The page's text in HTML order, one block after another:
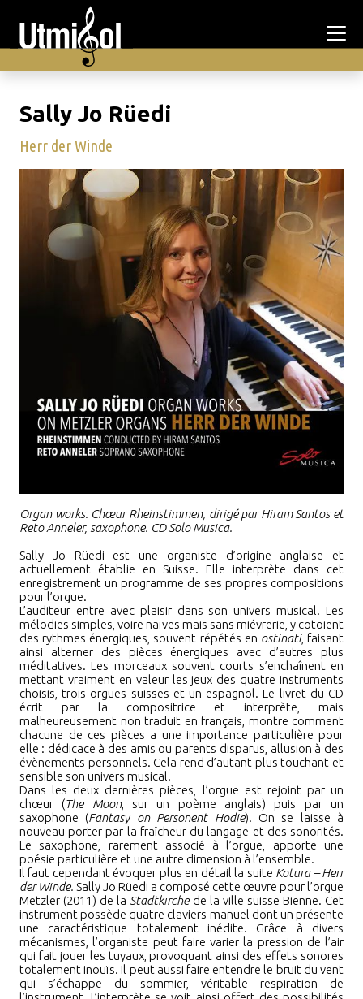
Sally Jo Rüedi
Herr der Winde
Organ works. Chœur Rheinstimmen, dirigé par Hiram Santos et
Reto Anneler, saxophone. CD Solo Musica.
Sally Jo Rüedi est une organiste d’origine anglaise et
actuellement établie en Suisse. Elle interprète dans cet
enregistrement un programme de ses propres compositions
pour l’orgue.
L’auditeur entre avec plaisir dans son univers musical. Les
mélodies simples, voire naïves mais sans miévrerie, y cotoient
des rythmes énergiques, souvent répétés en ostinati, faisant
ainsi alterner des pièces énergiques avec d’autres plus
méditatives. Les morceaux souvent courts s’enchaînent en
mettant vraiment en valeur les jeux des quatre instruments
choisis, trois orgues suisses et un espagnol. Le livret du CD
écrit par la compositrice et interprète, mais
malheureusement non traduit en français, montre comment
chacune de ces pièces a une importance particulière pour
elle : dédicace à des amis ou parents disparus, allusion à des
évènements personnels. Cela rend d’autant plus touchant et
sensible son univers musical.
Dans les deux dernières pièces, l’orgue est rejoint par un
chœur (The Moon, sur un poème anglais) puis par un
saxophone (Fantasy on Personent Hodie). On se laisse à
nouveau porter par la fraîcheur du langage et des sonorités.
Le saxophone, rarement associé à l’orgue, apporte une
poésie particulière et une autre dimension à l’ensemble.
Il faut cependant évoquer plus en détail la suite Kotura – Herr
der Winde. Sally Jo Rüedi a composé cette œuvre pour l’orgue
Metzler (2011) de la Stadtkirche de la ville suisse Bienne. Cet
instrument possède quatre claviers manuel dont un présente
une caractéristique totalement inédite. Grâce à divers
mécanismes, l’organiste peut faire varier la pression de l’air
qui fait jouer les tuyaux, provoquant ainsi des effets sonores
totalement inouïs. Il peut aussi faire entendre le bruit du vent
qui s’échappe du sommier, véritable respiration de